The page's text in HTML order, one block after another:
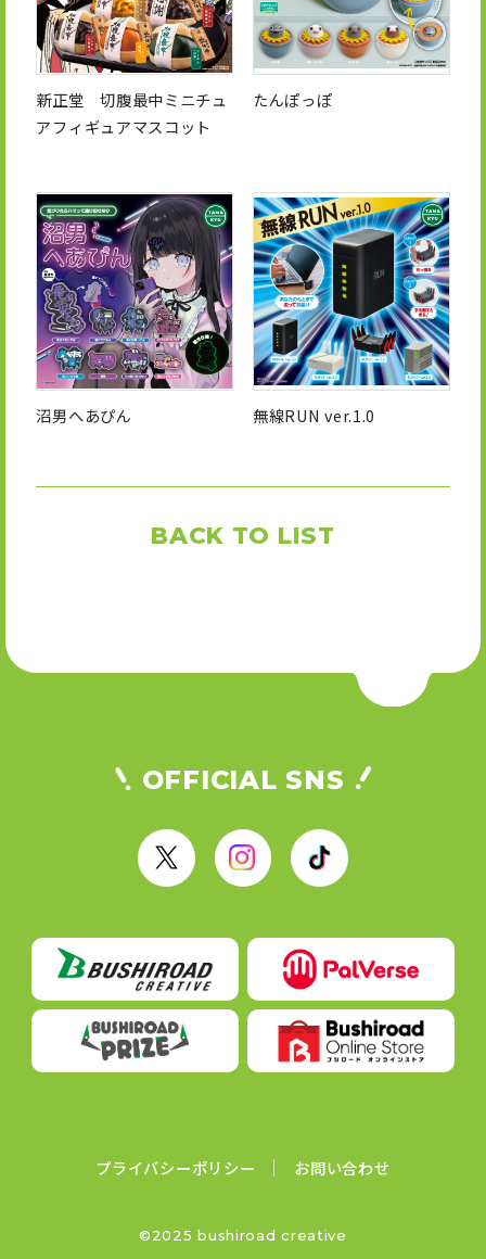
新正堂 切腹最中ミニチュ
アフィギュアマスコット
たんぽっぽ
沼男へあぴん 無線RUN ver.1.0
BACK TO LIST
OFFICIAL SNS
X
a
m
T
k
プライバシーポリシー お問い合わせ
©2025 bushiroad creative